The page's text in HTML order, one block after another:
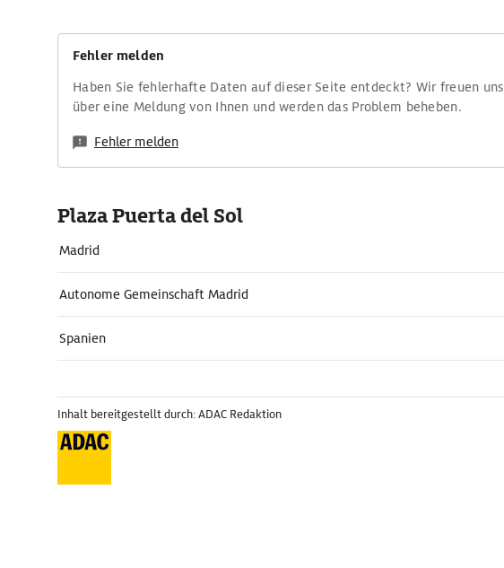
Fehler melden
Haben Sie fehlerhafte Daten auf dieser Seite entdeckt? Wir freuen uns
über eine Meldung von Ihnen und werden das Problem beheben.
Fehler melden
Plaza Puerta del Sol
Madrid
Autonome Gemeinschaft Madrid
Spanien
Inhalt bereitgestellt durch: ADAC Redaktion